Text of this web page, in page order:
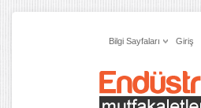
Bilgi Sayfaları Giriş